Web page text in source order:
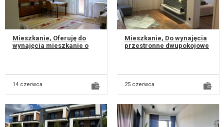
Mieszkanie, Oferuję do
wynajęcia mieszkanie o
14 czerwca
Mieszkanie, Do wynajęcia
przestronne dwupokojowe
25 czerwca